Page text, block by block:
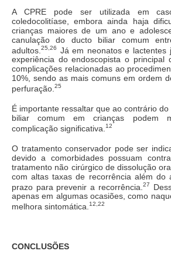
A CPRE pode ser utilizada em
coledocolitíase, embora ainda haja
crianças maiores de um ano e
canulação do ducto biliar comum
adultos. 25,26
Já em neonatos e
experiência do endoscopista o
complicações relacionadas ao
10%, sendo as mais comuns em ordem
perfuração. 25
É importante ressaltar que ao contrário
biliar comum em crianças podem
complicação significativa. 12
O tratamento conservador pode ser
devido a comorbidades possuam
tratamento não cirúrgico de dissolução
com altas taxas de recorrência além
prazo para prevenir a recorrência. 27
apenas em algumas ocasiões, como
melhora sintomática. 12,22
CONCLUSÕES